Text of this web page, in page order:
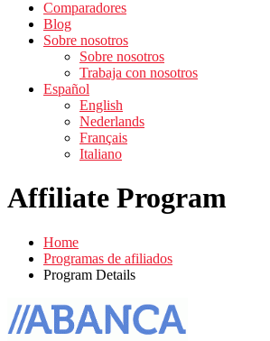
Comparadores
Blog
Sobre nosotros
Sobre nosotros
Trabaja con nosotros
Español
English
Nederlands
Français
Italiano
Affiliate Program
Home
Programas de afiliados
Program Details